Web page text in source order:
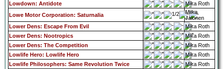
Lowdown: Antidote
Mika Roth
Lowe Motor Corporation: Saturnalia
Miika
Jalonen
Lower Dens: Escape From Evil
Mika Roth
Lower Dens: Nootropics
Mika Roth
Lower Dens: The Competition
Mika Roth
Lowlife Hero: Lowlife Hero
Mika Roth
Lowlife Philosophers: Same Revolution Twice
Mika Roth